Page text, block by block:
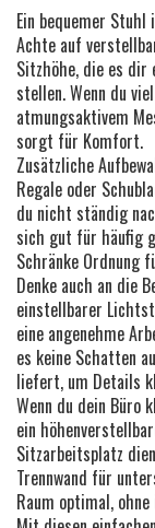
Ein bequemer
Achte auf
Sitzhöhe, die es dir
stellen. Wenn du
atmungsaktivem
sorgt für Komfort.
Zusätzliche
Regale oder
du nicht ständig
sich gut für häufig
Schränke Ordnung
Denke auch an die
einstellbarer
eine angenehme
es keine Schatten
liefert, um Details
Wenn du dein Büro
ein
Sitzarbeitsplatz
Trennwand für
Raum optimal,